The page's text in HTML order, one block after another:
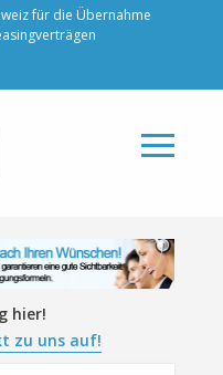
für die Übernahme
hier!
zu uns auf!